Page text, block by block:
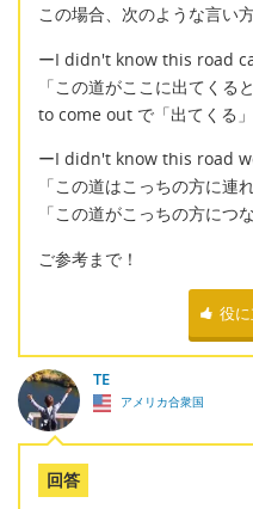
この場合、次のような言い
ーI didn't know this road
「この道がここに出てくる
to come out で「出てくる」
ーI didn't know this road
「この道はこっちの方に連
「この道がこっちの方につ
ご参考まで！
役
TE
アメリカ合衆国
回答